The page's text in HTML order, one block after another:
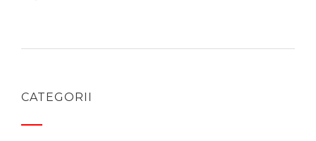
CATEGORII